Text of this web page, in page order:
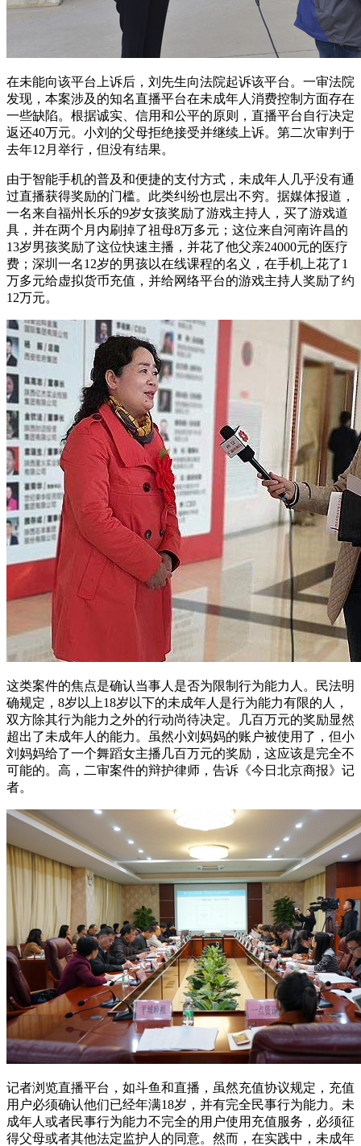
在未能向该平台上诉后，刘先生向法院起诉该平台。一审法院
发现，本案涉及的知名直播平台在未成年人消费控制方面存在
一些缺陷。根据诚实、信用和公平的原则，直播平台自行决定
返还40万元。小刘的父母拒绝接受并继续上诉。第二次审判于
去年12月举行，但没有结果。
由于智能手机的普及和便捷的支付方式，未成年人几乎没有通
过直播获得奖励的门槛。此类纠纷也层出不穷。据媒体报道，
一名来自福州长乐的9岁女孩奖励了游戏主持人，买了游戏道
具，并在两个月内刷掉了祖母8万多元；这位来自河南许昌的
13岁男孩奖励了这位快速主播，并花了他父亲24000元的医疗
费；深圳一名12岁的男孩以在线课程的名义，在手机上花了1
万多元给虚拟货币充值，并给网络平台的游戏主持人奖励了约
12万元。
这类案件的焦点是确认当事人是否为限制行为能力人。民法明
确规定，8岁以上18岁以下的未成年人是行为能力有限的人，
双方除其行为能力之外的行动尚待决定。几百万元的奖励显然
超出了未成年人的能力。虽然小刘妈妈的账户被使用了，但小
刘妈妈给了一个舞蹈女主播几百万元的奖励，这应该是完全不
可能的。高，二审案件的辩护律师，告诉《今日北京商报》记
者。
记者浏览直播平台，如斗鱼和直播，虽然充值协议规定，充值
用户必须确认他们已经年满18岁，并有完全民事行为能力。未
成年人或者民事行为能力不完全的用户使用充值服务，必须征
得父母或者其他法定监护人的同意。然而，在实践中，未成年